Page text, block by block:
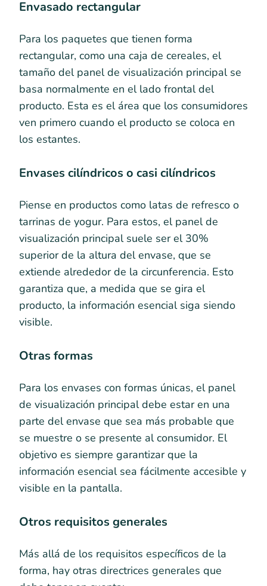
Envasado rectangular
Para los paquetes que tienen forma
rectangular, como una caja de cereales, el
tamaño del panel de visualización principal se
basa normalmente en el lado frontal del
producto. Esta es el área que los consumidores
ven primero cuando el producto se coloca en
los estantes.
Envases cilíndricos o casi cilíndricos
Piense en productos como latas de refresco o
tarrinas de yogur. Para estos, el panel de
visualización principal suele ser el 30%
superior de la altura del envase, que se
extiende alrededor de la circunferencia. Esto
garantiza que, a medida que se gira el
producto, la información esencial siga siendo
visible.
Otras formas
Para los envases con formas únicas, el panel
de visualización principal debe estar en una
parte del envase que sea más probable que
se muestre o se presente al consumidor. El
objetivo es siempre garantizar que la
información esencial sea fácilmente accesible y
visible en la pantalla.
Otros requisitos generales
Más allá de los requisitos específicos de la
forma, hay otras directrices generales que